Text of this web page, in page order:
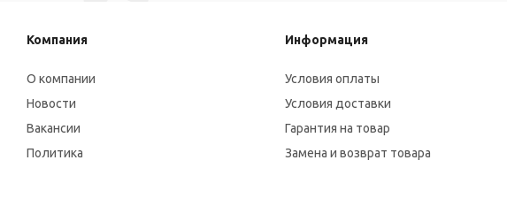
Компания
О компании
Новости
Вакансии
Политика
Информация
Условия оплаты
Условия доставки
Гарантия на товар
Замена и возврат товара